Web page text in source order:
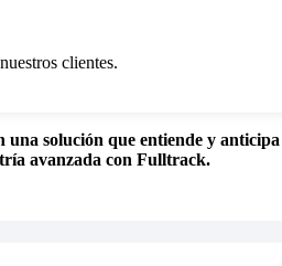
clientes.
solución que entiende y anticipa
avanzada con Fulltrack.